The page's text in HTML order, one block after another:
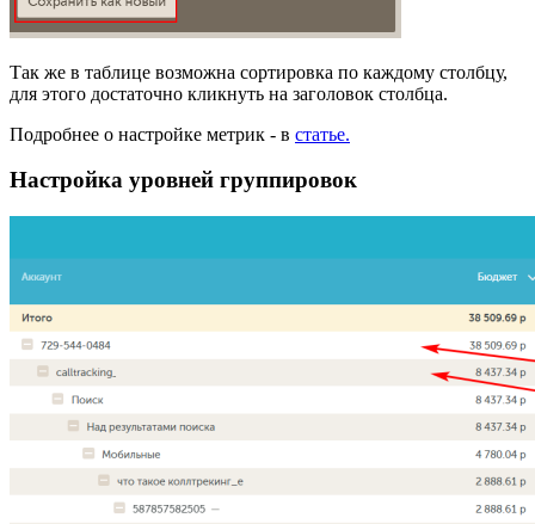
Так же в таблице возможна сортировка по каждому столбцу,
для этого достаточно кликнуть на заголовок столбца.
Подробнее о настройке метрик - в статье.
Настройка уровней группировок